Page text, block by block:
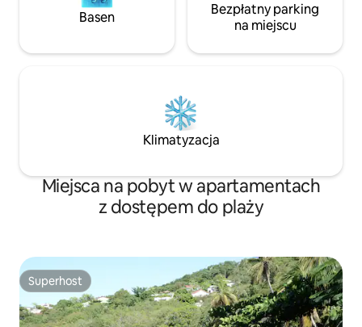
Basen
Bezpłatny parking
na miejscu
Klimatyzacja
Miejsca na pobyt w apartamentach
z dostępem do plaży
Superhost
Superhost